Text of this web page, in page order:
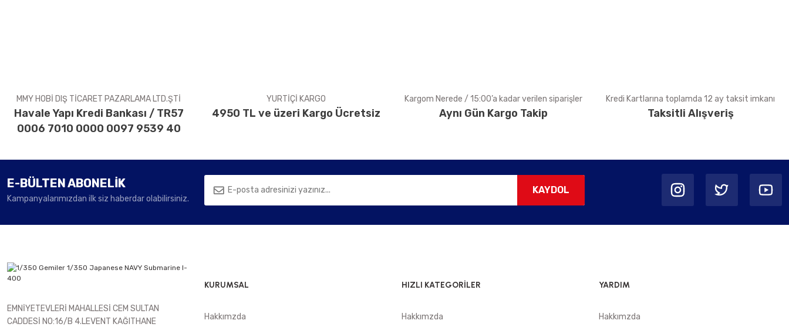
MMY HOBİ DIŞ TİCARET PAZARLAMA LTD.ŞTİ
Havale Yapı Kredi Bankası / TR57
0006 7010 0000 0097 9539 40
YURTİÇİ KARGO
4950 TL ve üzeri Kargo Ücretsiz
Kargom Nerede / 15:00’a kadar verilen siparişler
Aynı Gün Kargo Takip
Kredi Kartlarına toplamda 12 ay taksit imkanı
Taksitli Alışveriş
E-BÜLTEN ABONELİK
Kampanyalarımızdan ilk siz haberdar olabilirsiniz.
KAYDOL
EMNİYETEVLERİ MAHALLESİ CEM SULTAN
CADDESİ NO:16/B 4.LEVENT KAĞITHANE
KURUMSAL
Hakkımzda
HIZLI KATEGORİLER
Hakkımzda
YARDIM
Hakkımzda